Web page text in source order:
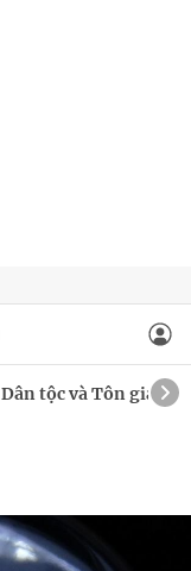
Dân tộc và Tôn giáo